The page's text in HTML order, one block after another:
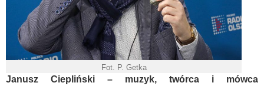
Fot. P. Getka
Janusz Ciepliński – muzyk, twórca i mówca